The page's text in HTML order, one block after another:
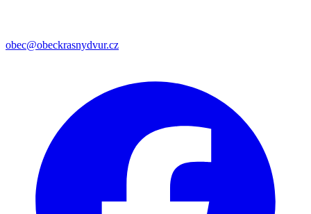
obec@obeckrasnydvur.cz